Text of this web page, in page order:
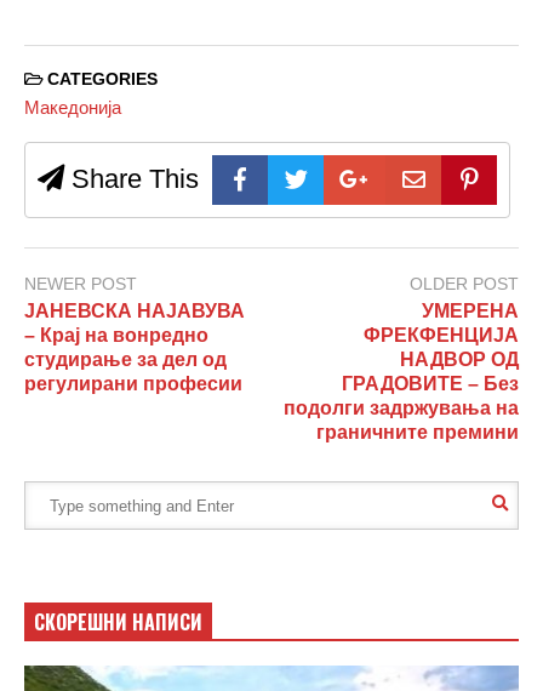
CATEGORIES
Македонија
Share This
NEWER POST
ЈАНЕВСКА НАЈАВУВА
– Крај на вонредно
студирање за дел од
регулирани професии
OLDER POST
УМЕРЕНА
ФРЕКФЕНЦИЈА
НАДВОР ОД
ГРАДОВИТЕ – Без
подолги задржувања на
граничните премини
СКОРЕШНИ НАПИСИ